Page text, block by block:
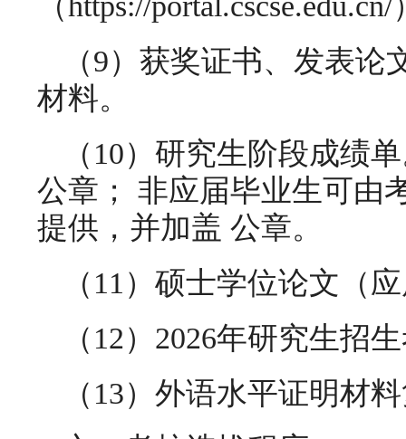
（9）获奖证书、发表
材料。
（10）研究生阶段成绩
公章； 非应届毕业生可由
提供，并加盖 公章。
（11）硕士学位论文（
（12）2026年研究生招
（13）外语水平证明材